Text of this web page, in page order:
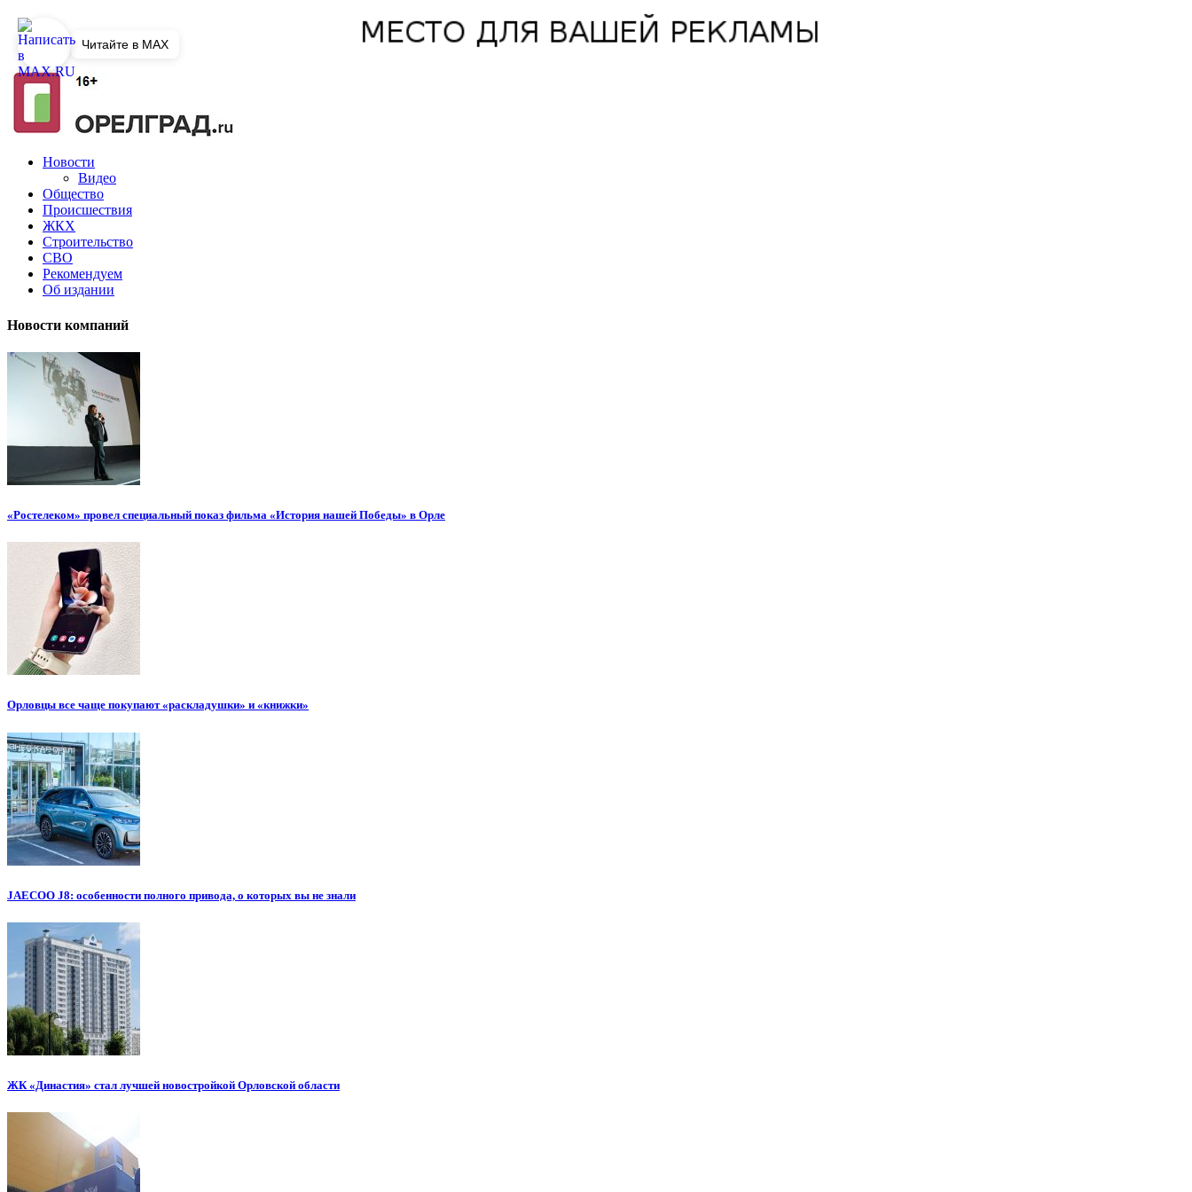
Новости
Видео
Общество
Происшествия
ЖКХ
Строительство
СВО
Рекомендуем
Об издании
Новости компаний
«Ростелеком» провел специальный показ фильма «История нашей Победы» в Орле
Орловцы все чаще покупают «раскладушки» и «книжки»
JAECOO J8: особенности полного привода, о которых вы не знали
ЖК «Династия» стал лучшей новостройкой Орловской области
Читайте в MAX